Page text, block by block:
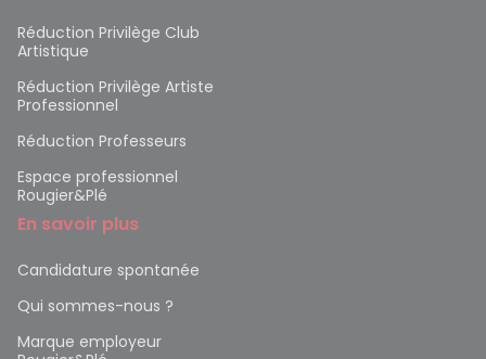
Réduction Privilège Club
Artistique
Réduction Privilège Artiste
Professionnel
Réduction Professeurs
Espace professionnel
Rougier&Plé
En savoir plus
Candidature spontanée
Qui sommes-nous ?
Marque employeur